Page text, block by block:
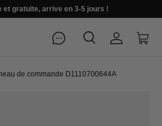
et gratuite, arrive en 3-5 jours !
Recherche
Se
de commande D1110700644A